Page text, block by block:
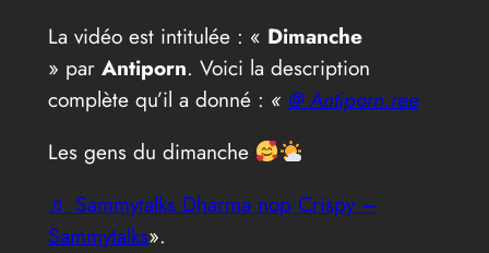
La vidéo est intitulée : « Dimanche
» par Antiporn. Voici la description
complète qu’il a donné : « @ Antiporn.ree
Les gens du dimanche
♬ Sammytalks Dharma nop Crispy –
Sammytalks».